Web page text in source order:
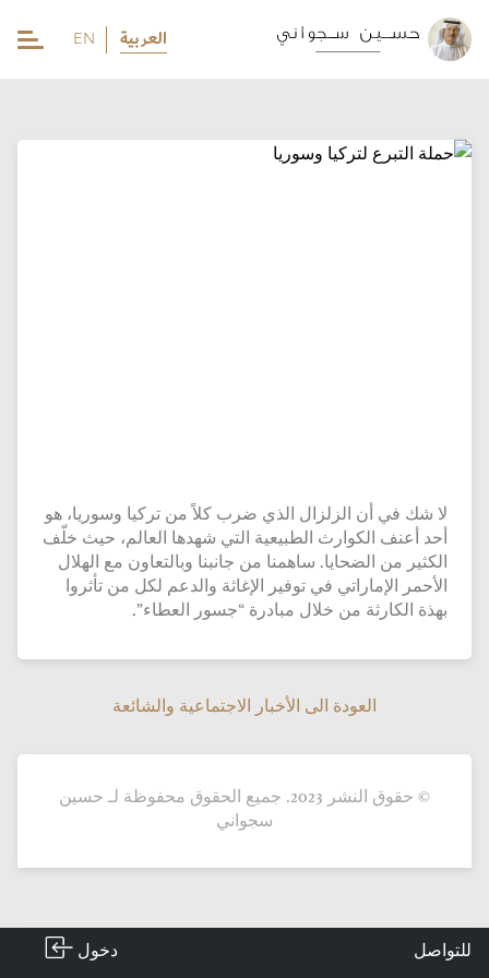
العربية EN
لا شك في أن الزلزال الذي ضرب كلاً من تركيا وسوريا، هو
أحد أعنف الكوارث الطبيعية التي شهدها العالم، حيث خلّف
الكثير من الضحايا. ساهمنا من جانبنا وبالتعاون مع الهلال
الأحمر الإماراتي في توفير الإغاثة والدعم لكل من تأثروا
بهذة الكارثة من خلال مبادرة “جسور العطاء”.
العودة الى الأخبار الاجتماعية والشائعة
© حقوق النشر 2023. جميع الحقوق محفوظة لـ حسين
سجواني
للتواصل دخول